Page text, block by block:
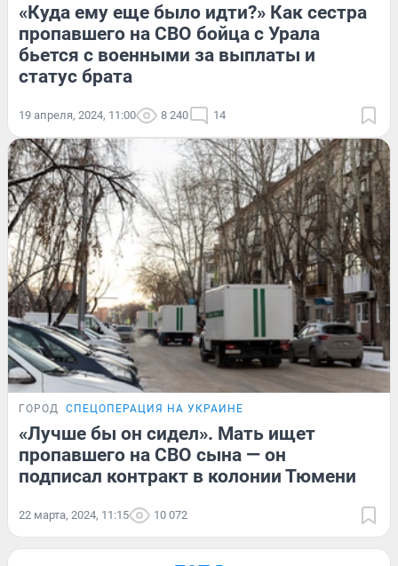
«Куда ему еще было идти?» Как сестра
пропавшего на СВО бойца с Урала
бьется с военными за выплаты и
статус брата
19 апреля, 2024, 11:00 8 240 14
ГОРОД СПЕЦОПЕРАЦИЯ НА УКРАИНЕ
«Лучше бы он сидел». Мать ищет
пропавшего на СВО сына — он
подписал контракт в колонии Тюмени
22 марта, 2024, 11:15 10 072